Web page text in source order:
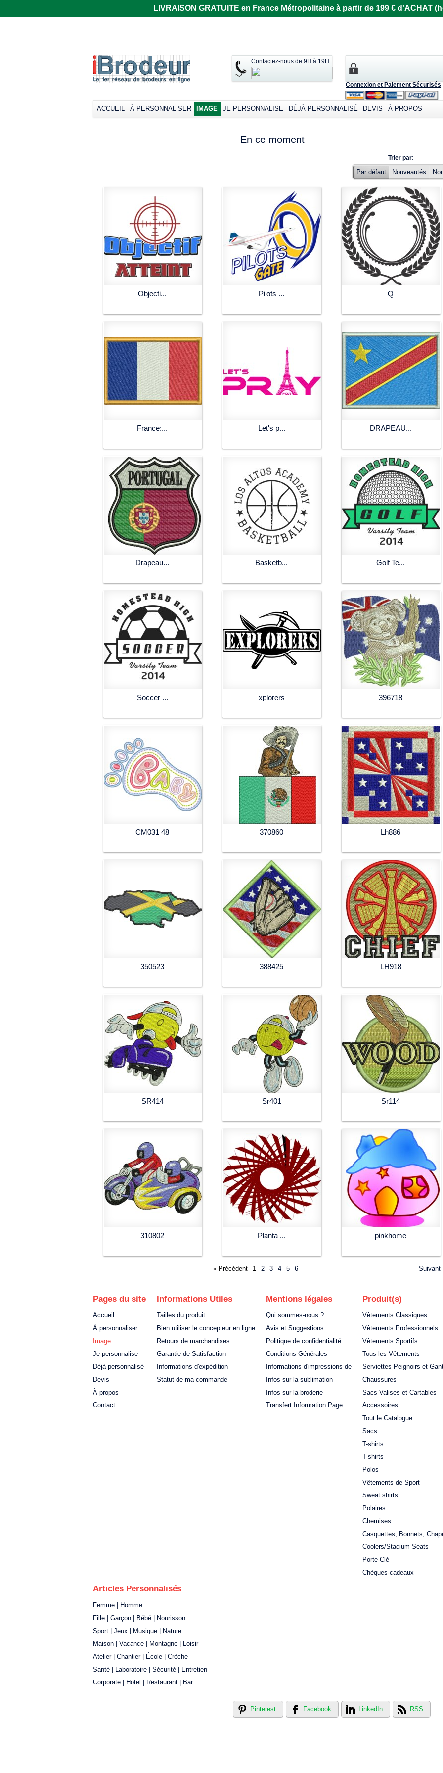
LIVRAISON GRATUITE en France Métropolitaine à partir de 199 € d'ACHAT
Connexion et Paiement Sécurisés
Contactez-nous de 9H à 19H
ACCUEIL À PERSONNALISER IMAGE JE PERSONNALISE DÉJÀ PERSONNALISÉ DEVIS À PROPOS
En ce moment
Trier par:
Par défaut Nouveautés
Objecti... Pilots ... Q
France:... Let's p... DRAPEAU...
Drapeau... Basketb... Golf Te...
Soccer ... xplorers 396718
CM031 48 370860 Lh886
350523 388425 LH918
SR414 Sr401 Sr114
310802 Planta ... pinkhome
« Précédent 1 2 3 4 5 6 Suivant
Pages du site
Accueil
À personnaliser
Image
Je personnalise
Déjà personnalisé
Devis
À propos
Contact
Informations Utiles
Tailles du produit
Bien utiliser le concepteur en ligne
Retours de marchandises
Garantie de Satisfaction
Informations d'expédition
Statut de ma commande
Mentions légales
Qui sommes-nous ?
Avis et Suggestions
Politique de confidentialité
Conditions Générales
Informations d'impressions de
Infos sur la sublimation
Infos sur la broderie
Transfert Information Page
Produit(s)
Vêtements Classiques
Vêtements Professionnels
Vêtements Sportifs
Tous les Vêtements
Serviettes Peignoirs et
Chaussures
Sacs Valises et Cartables
Accessoires
Tout le Catalogue
Sacs
T-shirts
T-shirts
Polos
Vêtements de Sport
Sweat shirts
Polaires
Chemises
Casquettes, Bonnets,
Coolers/Stadium Seats
Porte-Clé
Chèques-cadeaux
Articles Personnalisés
Femme | Homme
Fille | Garçon | Bébé | Nourisson
Sport | Jeux | Musique | Nature
Maison | Vacance | Montagne | Loisir
Atelier | Chantier | École | Crèche
Santé | Laboratoire | Sécurité | Entretien
Corporate | Hôtel | Restaurant | Bar
Pinterest Facebook LinkedIn RSS